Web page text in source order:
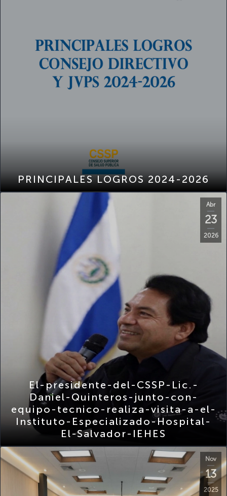
PRINCIPALES LOGROS 2024-2026
23
2026
El-presidente-del-CSSP-Lic.-
Daniel-Quinteros-junto-con-
equipo-tecnico-realiza-visita-a-el-
Instituto-Especializado-Hospital-
El-Salvador-IEHES
13
2025